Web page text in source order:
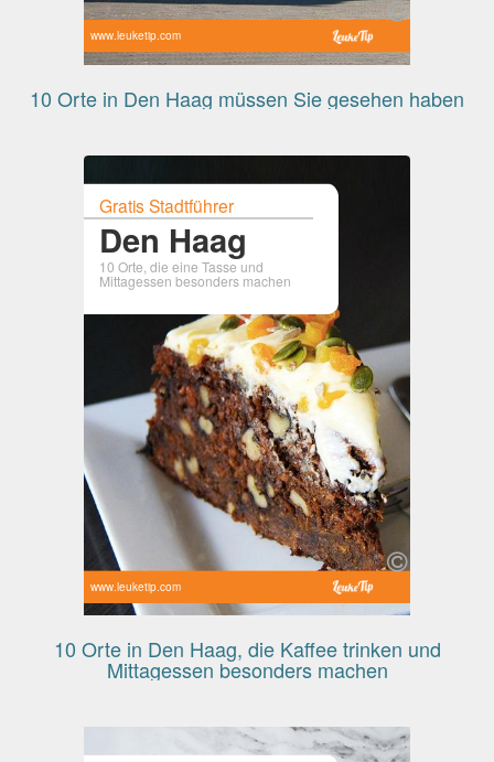
www.leuketip.com
10 Orte in Den Haag müssen Sie gesehen haben
Gratis Stadtführer
Den Haag
10 Orte, die eine Tasse und
Mittagessen besonders machen
www.leuketip.com
10 Orte in Den Haag, die Kaffee trinken und
Mittagessen besonders machen